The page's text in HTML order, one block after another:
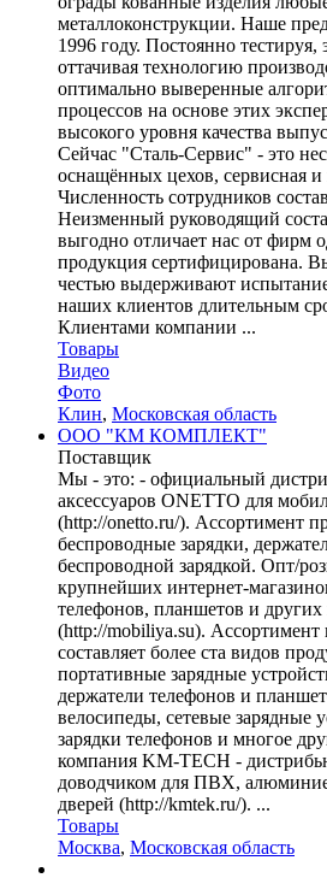
металлоконструкции. Наше
1996 году. Постоянно тестируя,
оттачивая технологию
оптимально выверенные
процессов на основе этих
высокого уровня качества
Сейчас "Сталь-Сервис" - это
оснащённых цехов, сервисная
Численность сотрудников
Неизменный руководящий
выгодно отличает нас от фирм
продукция сертифицирована.
честью выдерживают
наших клиентов длительным
Клиентами компании ...
Товары
Видео
Фото
Клин, Московская область
ООО "КМ КОМПЛЕКТ"
Поставщик
Мы - это: - официальный
аксессуаров ONETTO для
(http://onetto.ru/). Ассортимент
беспроводные зарядки,
беспроводной зарядкой. Опт/
крупнейших интернет-
телефонов, планшетов и других
(http://mobiliya.su). Ассортимент
составляет более ста видов
портативные зарядные
держатели телефонов и
велосипеды, сетевые зарядные
зарядки телефонов и многое
компания KM-TECH -
доводчиком для ПВХ,
дверей (http://kmtek.ru/). ...
Товары
Москва, Московская область